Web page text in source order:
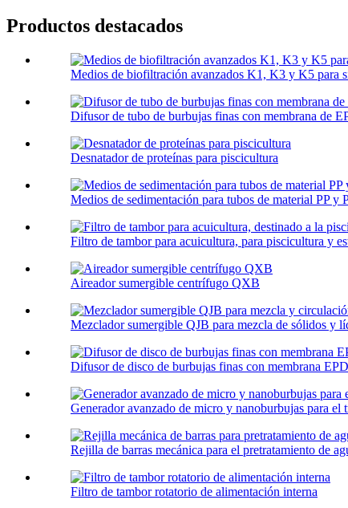
Productos destacados
Medios de biofiltración avanzados K1, K3 y K5 para
Difusor de tubo de burbujas finas con membrana de
Desnatador de proteínas para piscicultura
Medios de sedimentación para tubos de material PP y
Filtro de tambor para acuicultura, para piscicultura y
Aireador sumergible centrífugo QXB
Mezclador sumergible QJB para mezcla de sólidos y
Difusor de disco de burbujas finas con membrana
Generador avanzado de micro y nanoburbujas para el
Rejilla de barras mecánica para el pretratamiento de
Filtro de tambor rotatorio de alimentación interna